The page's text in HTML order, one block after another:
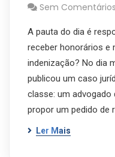
Sem Comentários
A pauta do dia é
receber honorários e
indenização? No dia
publicou um caso
classe: um advogado
propor um pedido de
Ler Mais